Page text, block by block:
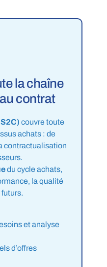
la chaîne
contrat
couvre toute
achats : de
contractualisation
du cycle achats,
la qualité
et analyse
d’offres